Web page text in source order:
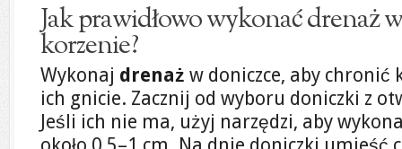
Jak prawidłowo wykonać drenaż
korzenie?
Wykonaj drenaż w doniczce, aby chronić
ich gnicie. Zacznij od wyboru doniczki z
Jeśli ich nie ma, użyj narzędzi, aby